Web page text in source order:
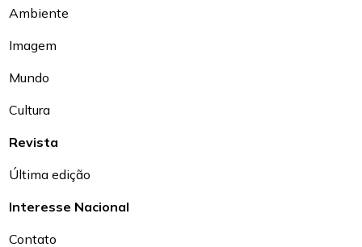
Ambiente
Imagem
Mundo
Cultura
Revista
Última edição
Interesse Nacional
Contato